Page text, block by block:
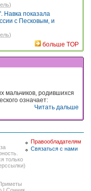
)
Навка показала
с Песковым, и
)
больше TOP
мальчиков, родившихся
означает:
Читать дальше
только
Правообладателям
Связаться с нами